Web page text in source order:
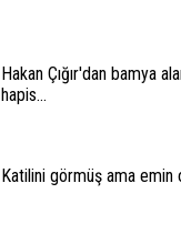
Hakan Çığır'dan bamya
hapis...
Katilini görmüş ama emin